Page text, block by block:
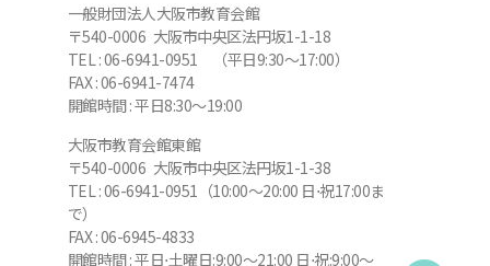
一般財団法人大阪市教育会館
〒540-0006 大阪市中央区法円坂1-1-18
TEL : 06-6941-0951 （平日9:30～17:00）
FAX : 06-6941-7474
開館時間 : 平日8:30～19:00
大阪市教育会館東館
〒540-0006 大阪市中央区法円坂1-1-38
TEL : 06-6941-0951（10:00～20:00 日⋅祝17:00ま
で）
FAX : 06-6945-4833
開館時間 : 平日⋅土曜日:9:00～21:00 日⋅祝:9:00～